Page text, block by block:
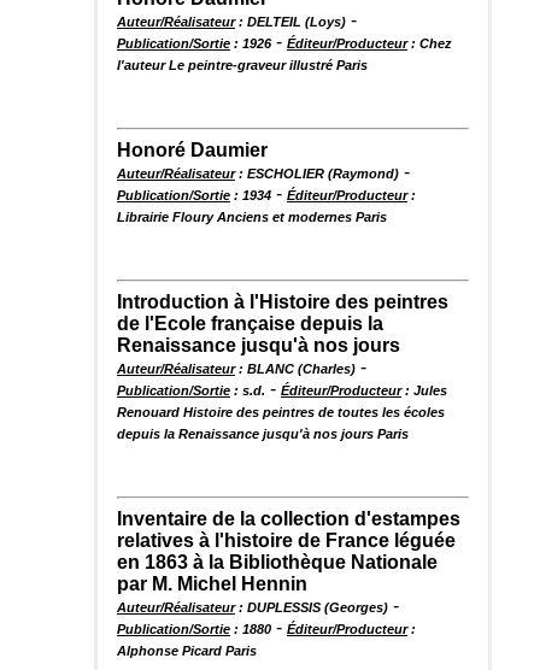
Auteur/Réalisateur: DELTEIL (Loys) -
Publication/Sortie : 1926 - Éditeur/Producteur: Chez
l'auteur Le peintre-graveur illustré Paris
Honoré Daumier
Auteur/Réalisateur: ESCHOLIER (Raymond) -
Publication/Sortie : 1934 - Éditeur/Producteur:
Librairie Floury Anciens et modernes Paris
Introduction à l'Histoire des peintres
de l'Ecole française depuis la
Renaissance jusqu'à nos jours
Auteur/Réalisateur: BLANC (Charles) -
Publication/Sortie : s.d. - Éditeur/Producteur: Jules
Renouard Histoire des peintres de toutes les écoles
depuis la Renaissance jusqu'à nos jours Paris
Inventaire de la collection d'estampes
relatives à l'histoire de France léguée
en 1863 à la Bibliothèque Nationale
par M. Michel Hennin
Auteur/Réalisateur: DUPLESSIS (Georges) -
Publication/Sortie : 1880 - Éditeur/Producteur:
Alphonse Picard Paris